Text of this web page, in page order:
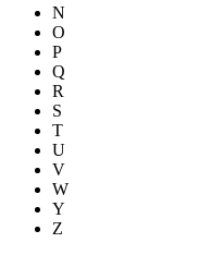
N
O
P
Q
R
S
T
U
V
W
Y
Z